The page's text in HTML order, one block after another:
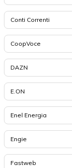
Conti Correnti
CoopVoce
DAZN
E.ON
Enel Energia
Engie
Fastweb